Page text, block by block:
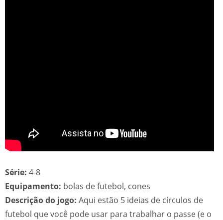
Série: 4-8
Equipamento: bolas de futebol, cones
Descrição do jogo: Aqui estão 5 ideias de círculos de
futebol que você pode usar para trabalhar o passe (e o